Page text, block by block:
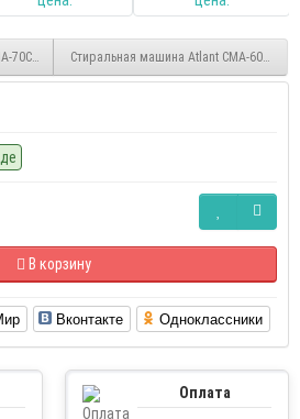
70С107-000Стиральная машина Atlant СМА-60У108-
В корзину
Вконтакте Одноклассники
Оплата